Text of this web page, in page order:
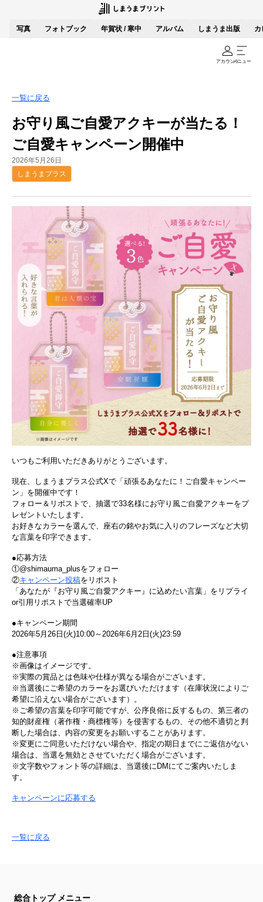
写真 フォトブック 年賀状 / 寒中 アルバム しまうま出版 カ
アカウントメニュー
一覧に戻る
お守り風ご自愛アクキーが当たる！
ご自愛キャンペーン開催中
2026年5月26日
しまうまプラス
いつもご利用いただきありがとうございます。
現在、しまうまプラス公式Xで「頑張るあなたに！ご自愛キャンペー
ン」を開催中です！
フォロー＆リポストで、抽選で33名様にお守り風ご自愛アクキーをプ
レゼントいたします。
お好きなカラーを選んで、座右の銘やお気に入りのフレーズなど大切
な言葉を印字できます。
●応募方法
①@shimauma_plusをフォロー
②キャンペーン投稿をリポスト
「あなたが『お守り風ご自愛アクキー』に込めたい言葉」をリプライ
or引用リポストで当選確率UP
●キャンペーン期間
2026年5月26日(火)10:00～2026年6月2日(火)23:59
●注意事項
※画像はイメージです。
※実際の賞品とは色味や仕様が異なる場合がございます。
※当選後にご希望のカラーをお選びいただけます（在庫状況によりご
希望に沿えない場合がございます）。
※ご希望の言葉を印字可能ですが、公序良俗に反するもの、第三者の
知的財産権（著作権・商標権等）を侵害するもの、その他不適切と判
断した場合は、内容の変更をお願いすることがあります。
※変更にご同意いただけない場合や、指定の期日までにご返信がない
場合は、当選を無効とさせていただく場合がございます。
※文字数やフォント等の詳細は、当選後にDMにてご案内いたしま
す。
キャンペーンに応募する
一覧に戻る
総合トップ メニュー